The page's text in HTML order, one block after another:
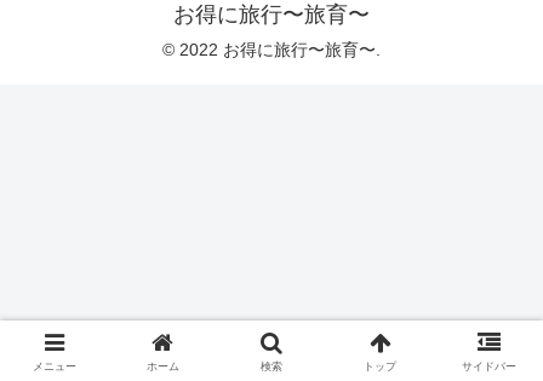
お得に旅行〜旅育〜
© 2022 お得に旅行〜旅育〜.
メニュー ホーム 検索 トップ サイドバー